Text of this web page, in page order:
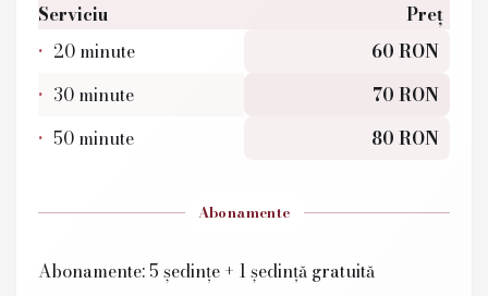
Serviciu
Preț
20 minute
60 RON
30 minute
70 RON
50 minute
80 RON
Abonamente
Abonamente: 5 ședințe + 1 ședință gratuită